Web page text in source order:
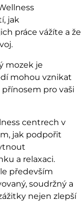
jak
práce vážíte a že
mozek je
mohou vznikat
pro vaši
centrech v
jak podpořit
a relaxaci.
především
soudržný a
nejen zlepší